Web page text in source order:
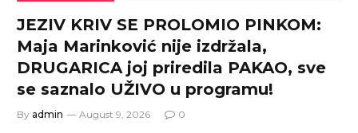
JEZIV KRIV SE PROLOMIO PINKOM:
Maja Marinković nije izdržala,
DRUGARICA joj priredila PAKAO, sve
se saznalo UŽIVO u programu!
By admin August 9, 2026 0